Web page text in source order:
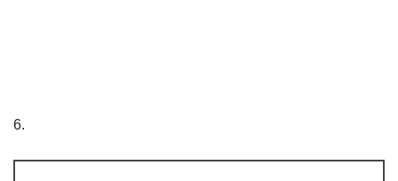
6.